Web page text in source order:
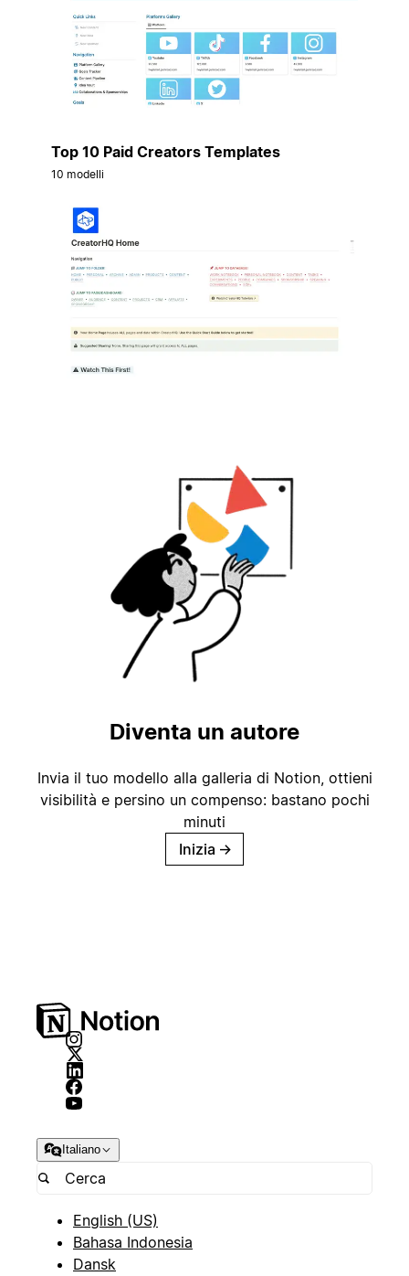
Top 10 Paid Creators Templates
10 modelli
Diventa un autore
Invia il tuo modello alla galleria di Notion, ottieni
visibilità e persino un compenso: bastano pochi
minuti
Inizia →
Italiano
English (US)
Bahasa Indonesia
Dansk